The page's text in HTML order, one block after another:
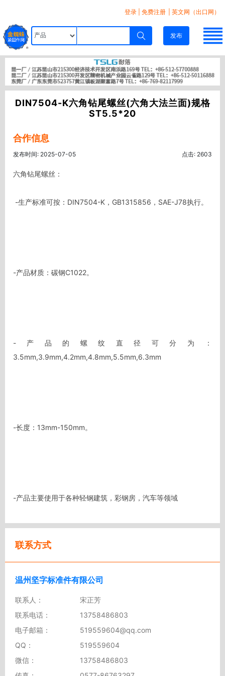
登录 免费注册 | 英文网（出口网）
发布
DIN7504-K六角钻尾螺丝(六角大法兰面)规格
ST5.5*20
合作信息
发布时间: 2025-07-05 点击: 2603
六角钻尾螺丝：
-产品材质：碳钢C1022。
-产品的螺纹直径可分为：
3.5mm,3.9mm,4.2mm,4.8mm,5.5mm,6.3mm
-长度：13mm-150mm。
-产品主要使用于各种轻钢建筑，彩钢房，汽车等领域
联系方式
温州坚字标准件有限公司
联系人：
宋正芳
联系电话：
13758486803
电子邮箱：
519559604@qq.com
QQ：
519559604
微信：
13758486803